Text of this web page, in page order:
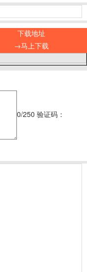
下载地址
→马上下载
0/250 验证码：